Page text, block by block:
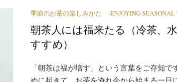
季節のお茶の楽しみかた -ENJOYING SEASONAL
朝茶人には福来たる（冷茶、
すすめ）
「朝茶は福が増す」という言葉をご存知
めに起きて、お茶を淹れ今から始まる一日